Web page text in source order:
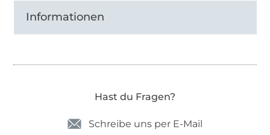
Informationen
Hast du Fragen?
Schreibe uns per E-Mail